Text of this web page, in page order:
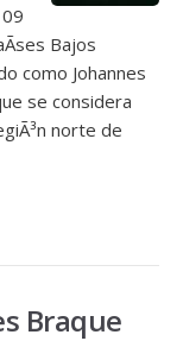
Bajos
como Johannes
se considera
norte de
Braque